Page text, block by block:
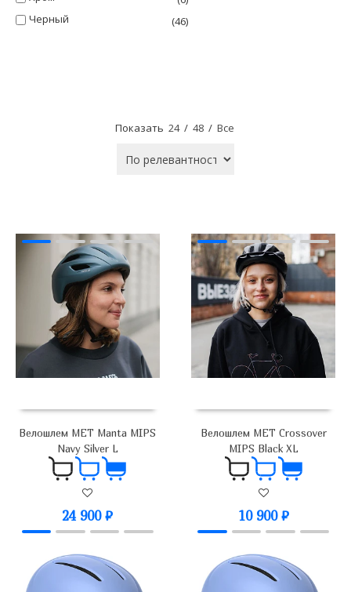
Черный
(46)
Показать 24 / 48 / Все
Велошлем MET Manta MIPS
Navy Silver L
24 900₽
Велошлем MET Crossover
MIPS Black XL
10 900 ₽